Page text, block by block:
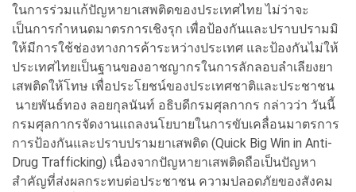
ในการร่วมแก้ปัญหายาเสพติดของประเทศไทย ไม่ว่าจะ
เป็นการกำหนดมาตรการเชิงรุก เพื่อป้องกันและปราบปรามมิ
ให้มีการใช้ช่องทางการค้าระหว่างประเทศ และป้องกันไม่ให้
ประเทศไทยเป็นฐานของอาชญากรในการลักลอบลำเลียงยา
เสพติดให้โทษ เพื่อประโยชน์ของประเทศชาติและประชาชน
นายพันธ์ทอง ลอยกุลนันท์ อธิบดีกรมศุลกากร กล่าวว่า วันนี้
กรมศุลกากรจัดงานแถลงนโยบายในการขับเคลื่อนมาตรการ
การป้องกันและปราบปรามยาเสพติด (Quick Big Win in Anti-
Drug Trafficking) เนื่องจากปัญหายาเสพติดถือเป็นปัญหา
สำคัญที่ส่งผลกระทบต่อประชาชน ความปลอดภัยของสังคม